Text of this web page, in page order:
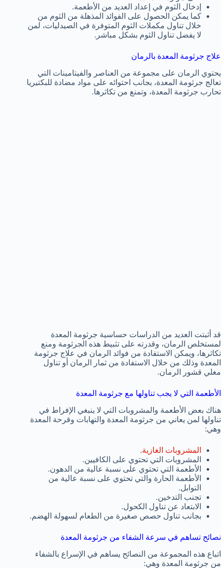
إدخال الثوم في إعداد العديد من الأطعمة.
كما يمكن الحصول على الفوائد المذهلة من الثوم من
خلال تناول مكملات الثوم المتوفرة في الصيدليات، لمن
لا يفضل تناول الثوم بشكل مباشر.
علاج جرثومة المعدة بالرمان
يحتوي الرمان على مجموعة من العناصر والفيتامينات التي
تعالج جرثومة المعدة، بجانب احتوائه على مواد مضادة للبكتيريا
تحارب جرثومة المعدة، وتمنع من تكاثرها.
قد أثبتت العديد من الدراسات حساسية جرثومة المعدة
لمستخلص الرمان، وقدرته على تثبيط هذه الجرثومة ومنع
تكاثرها، ويمكن الاستفادة من فوائد الرمان في علاج جرثومة
المعدة وذلك من خلال الاستفادة من ثمار الرمان أو تناول
مغلي قشور الرمان.
الأطعمة التي لا يجب تناولها مع جرثومة المعدة
هناك بعض الأطعمة والمشروبات التي لا ينبغي الإفراط في
تناولها لمن يعاني من جرثومة المعدة والتهابات وقرحة المعدة
وهي:
المشروبات الغازية.
المشروبات التي تحتوي على الكافيين.
الأطعمة التي تحتوي على نسبة عالية من الدهون.
الأطعمة الحارة والتي تحتوي على نسبة عالية من
التوابل.
تجنب التدخين.
الابتعاد عن تناول الكحول.
بجانب تناول حصص صغيرة من الطعام لسهولة الهضم.
نصائح تساهم في سرعة الشفاء من جرثومة المعدة
اتباع هذه المجموعة من النصائح يساهم في الإسراع بالشفاء
من جرثومة المعدة وهي: